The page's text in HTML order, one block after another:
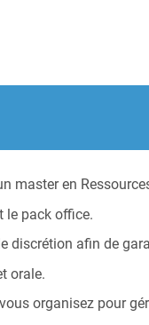
master en
le pack office.
discrétion afin de
orale.
organisez pour